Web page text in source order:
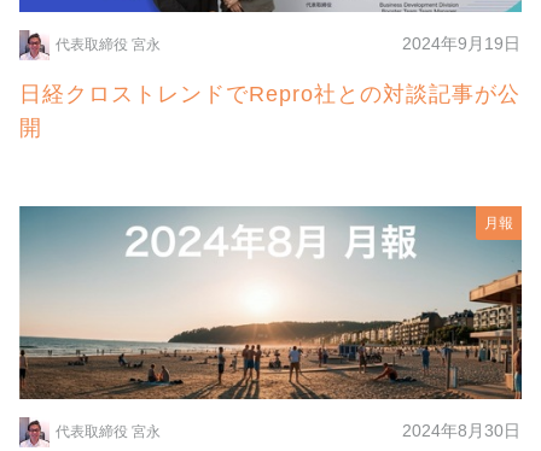
代表取締役 宮永 2024年9月19日
日経クロストレンドでRepro社との対談記事が公
開
月報
代表取締役 宮永 2024年8月30日